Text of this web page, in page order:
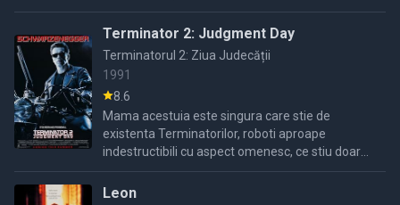
Terminator 2: Judgment Day
Terminatorul 2: Ziua Judecății
1991
8.6
Mama acestuia este singura care stie de
existenta Terminatorilor, roboti aproape
indestructibili cu aspect omenesc, ce stiu doar
sa ucida. Din pacate ea este internata intr-un
Leon